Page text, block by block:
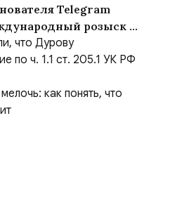
Telegram
розыск по
что Дурову
по ч. 1.1 ст. 205.1 УК РФ